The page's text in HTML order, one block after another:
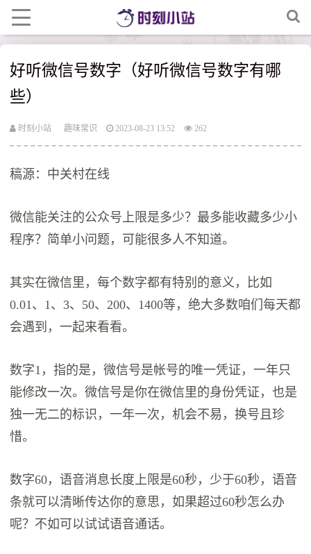
好听微信号数字（好听微信号数字有哪
些）
时刻小站 趣味常识 2023-08-23 13:52 262
稿源：中关村在线
微信能关注的公众号上限是多少？最多能收藏多少小
程序？简单小问题，可能很多人不知道。
其实在微信里，每个数字都有特别的意义，比如
0.01、1、3、50、200、1400等，绝大多数咱们每天都
会遇到，一起来看看。
数字1，指的是，微信号是帐号的唯一凭证，一年只
能修改一次。微信号是你在微信里的身份凭证，也是
独一无二的标识，一年一次，机会不易，换号且珍
惜。
数字60，语音消息长度上限是60秒，少于60秒，语音
条就可以清晰传达你的意思，如果超过60秒怎么办
呢？不如可以试试语音通话。